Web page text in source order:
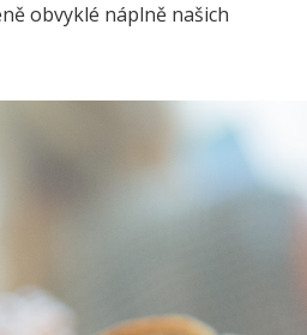
obvyklé náplně našich